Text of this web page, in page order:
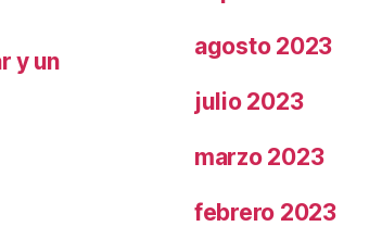
y un
agosto 2023
julio 2023
marzo 2023
febrero 2023